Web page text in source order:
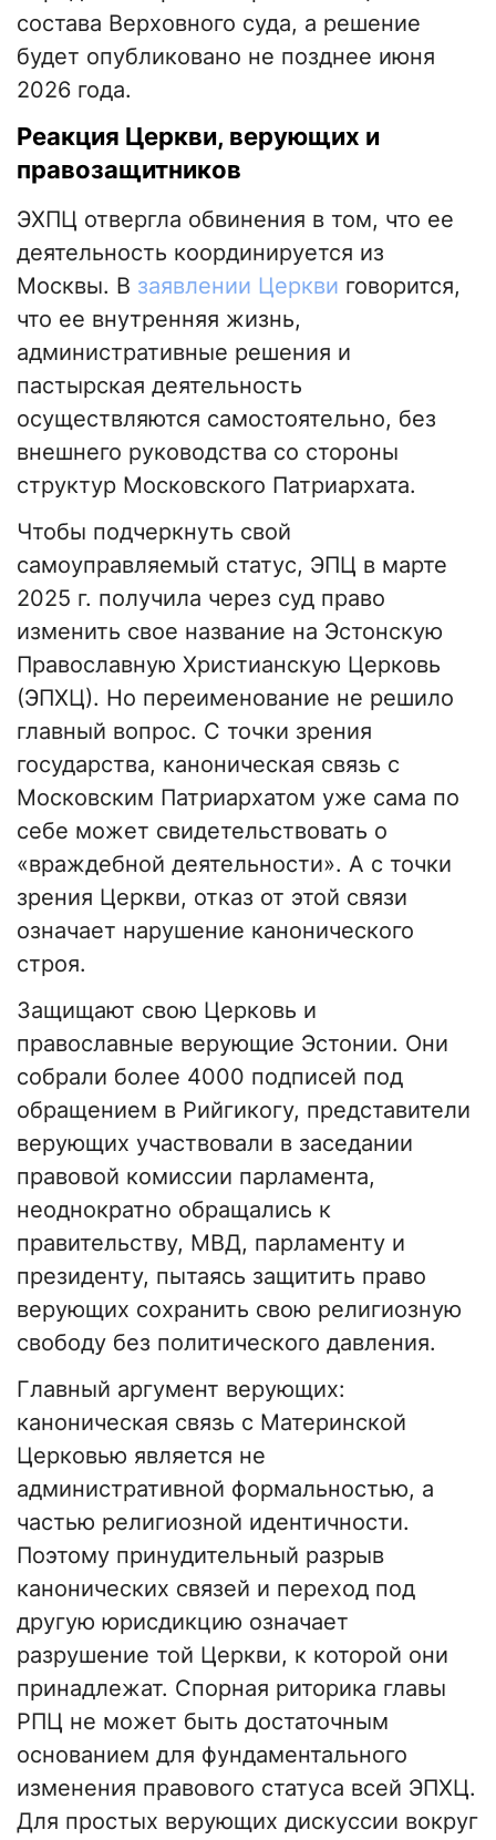
состава Верховного суда, а решение
будет опубликовано не позднее июня
2026 года.
Реакция Церкви, верующих и
правозащитников
ЭХПЦ отвергла обвинения в том, что ее
деятельность координируется из
Москвы. В заявлении Церкви говорится,
что ее внутренняя жизнь,
административные решения и
пастырская деятельность
осуществляются самостоятельно, без
внешнего руководства со стороны
структур Московского Патриархата.
Чтобы подчеркнуть свой
самоуправляемый статус, ЭПЦ в марте
2025 г. получила через суд право
изменить свое название на Эстонскую
Православную Христианскую Церковь
(ЭПХЦ). Но переименование не решило
главный вопрос. С точки зрения
государства, каноническая связь с
Московским Патриархатом уже сама по
себе может свидетельствовать о
«враждебной деятельности». А с точки
зрения Церкви, отказ от этой связи
означает нарушение канонического
строя.
Защищают свою Церковь и
православные верующие Эстонии. Они
собрали более 4000 подписей под
обращением в Рийгикогу, представители
верующих участвовали в заседании
правовой комиссии парламента,
неоднократно обращались к
правительству, МВД, парламенту и
президенту, пытаясь защитить право
верующих сохранить свою религиозную
свободу без политического давления.
Главный аргумент верующих:
каноническая связь с Материнской
Церковью является не
административной формальностью, а
частью религиозной идентичности.
Поэтому принудительный разрыв
канонических связей и переход под
другую юрисдикцию означает
разрушение той Церкви, к которой они
принадлежат. Спорная риторика главы
РПЦ не может быть достаточным
основанием для фундаментального
изменения правового статуса всей ЭПХЦ.
Для простых верующих дискуссии вокруг